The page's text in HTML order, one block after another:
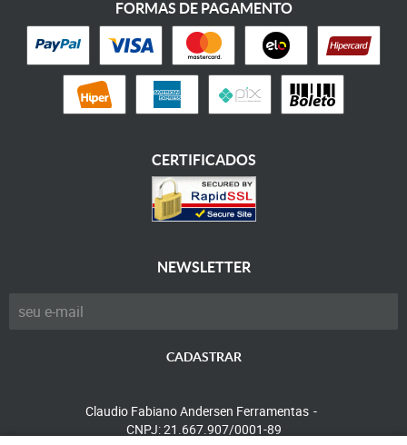
FORMAS DE PAGAMENTO
CERTIFICADOS
NEWSLETTER
CADASTRAR
Claudio Fabiano Andersen Ferramentas
CNPJ: 21.667.907/0001-89